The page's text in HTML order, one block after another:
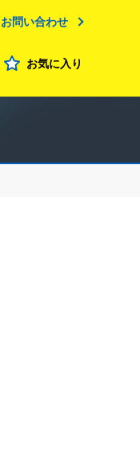
お問い合わせ
お気に入り